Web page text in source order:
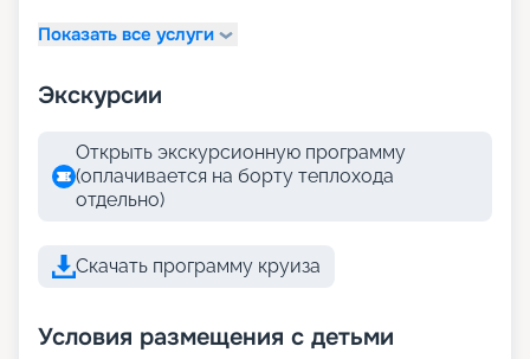
Показать все услуги
Экскурсии
Открыть экскурсионную программу
(оплачивается на борту теплохода
отдельно)
Скачать программу круиза
Условия размещения с детьми